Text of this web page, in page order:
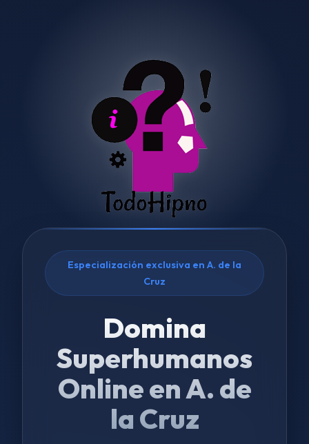
Especialización exclusiva en A. de la
Cruz
Domina
Superhumanos
Online en A. de
la Cruz